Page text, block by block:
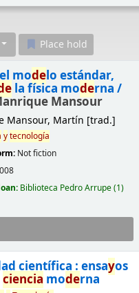
Place hold
modelo estándar,
la física moderna /
Mansour
Mansour, Martín [trad.]
ytecnología
Not fiction
Biblioteca Pedro Arrupe(1)
científica : ensayos
ciencia moderna